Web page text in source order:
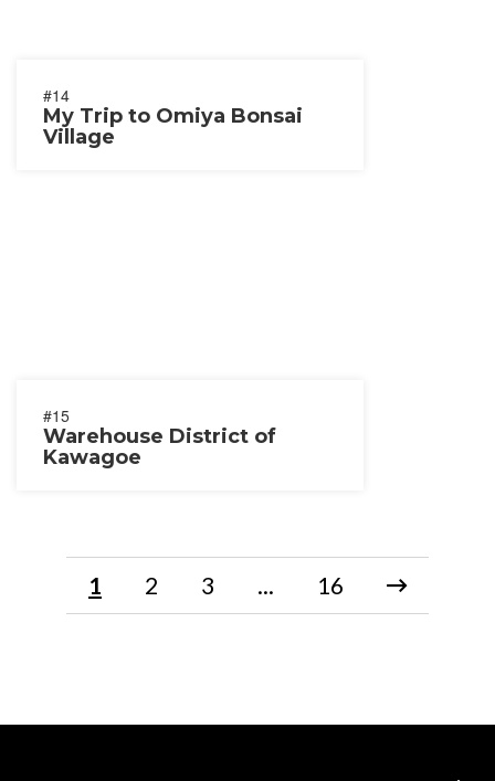
#14
My Trip to Omiya Bonsai
Village
#15
Warehouse District of
Kawagoe
1 2 3 ... 16